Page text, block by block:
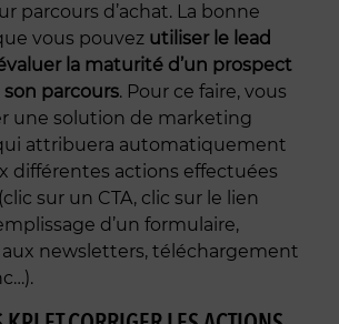
parcours d’achat. La bonne
vous pouvez utiliser le lead
la maturité d’un prospect
parcours. Pour ce faire, vous
une solution de marketing
attribuera automatiquement
différentes actions effectuées
sur un CTA, clic sur le lien
d’un formulaire,
newsletters, téléchargement